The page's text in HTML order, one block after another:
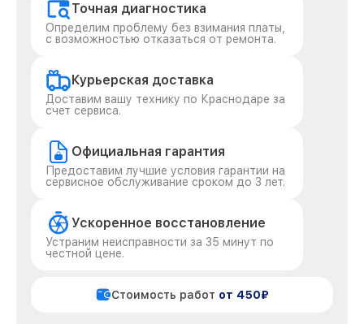
Точная диагностика
Определим проблему без взимания платы,
с возможностью отказаться от ремонта.
Курьерская доставка
Доставим вашу технику по Краснодаре за
счет сервиса.
Официальная гарантия
Предоставим лучшие условия гарантии на
сервисное обслуживание сроком до 3 лет.
Ускоренное восстановление
Устраним неисправности за 35 минут по
честной цене.
Стоимость работ от 450₽